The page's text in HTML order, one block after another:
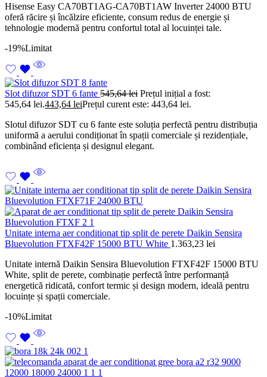
Hisense Easy CA70BT1AG-CA70BT1AW Inverter 24000 BTU
oferă răcire și încălzire eficiente, consum redus de energie și
tehnologie modernă pentru confortul total al locuinței tale.
-19%Limitat
Slot difuzor SDT 6 fante 545,64lei Prețul inițial a fost:
545,64 lei.443,64 leiPrețul curent este: 443,64 lei.
Slotul difuzor SDT cu 6 fante este soluția perfectă pentru distribuția
uniformă a aerului condiționat în spații comerciale și rezidențiale,
combinând eficiența și designul elegant.
Unitate interna aer conditionat tip split de perete Daikin Sensira
Bluevolution FTXF42F 15000 BTU White 1.363,23 lei
Unitate internă Daikin Sensira Bluevolution FTXF42F 15000 BTU
White, split de perete, combinație perfectă între performanță
energetică ridicată, confort termic și design modern, ideală pentru
locuințe și spații comerciale.
-10%Limitat